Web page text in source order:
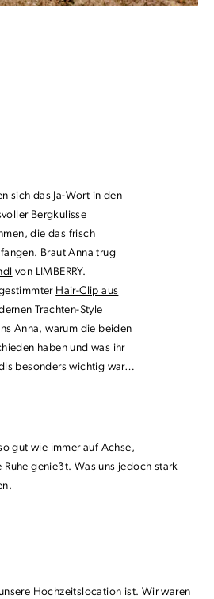
sich das Ja-Wort in den
Bergkulisse
die das frisch
Braut Anna trug
von LIMBERRY.
Hair-Clip aus
Trachten-Style
Anna, warum die beiden
haben und was ihr
besonders wichtig war…
gut wie immer auf Achse,
genießt. Was uns jedoch stark
Hochzeitslocation ist. Wir waren